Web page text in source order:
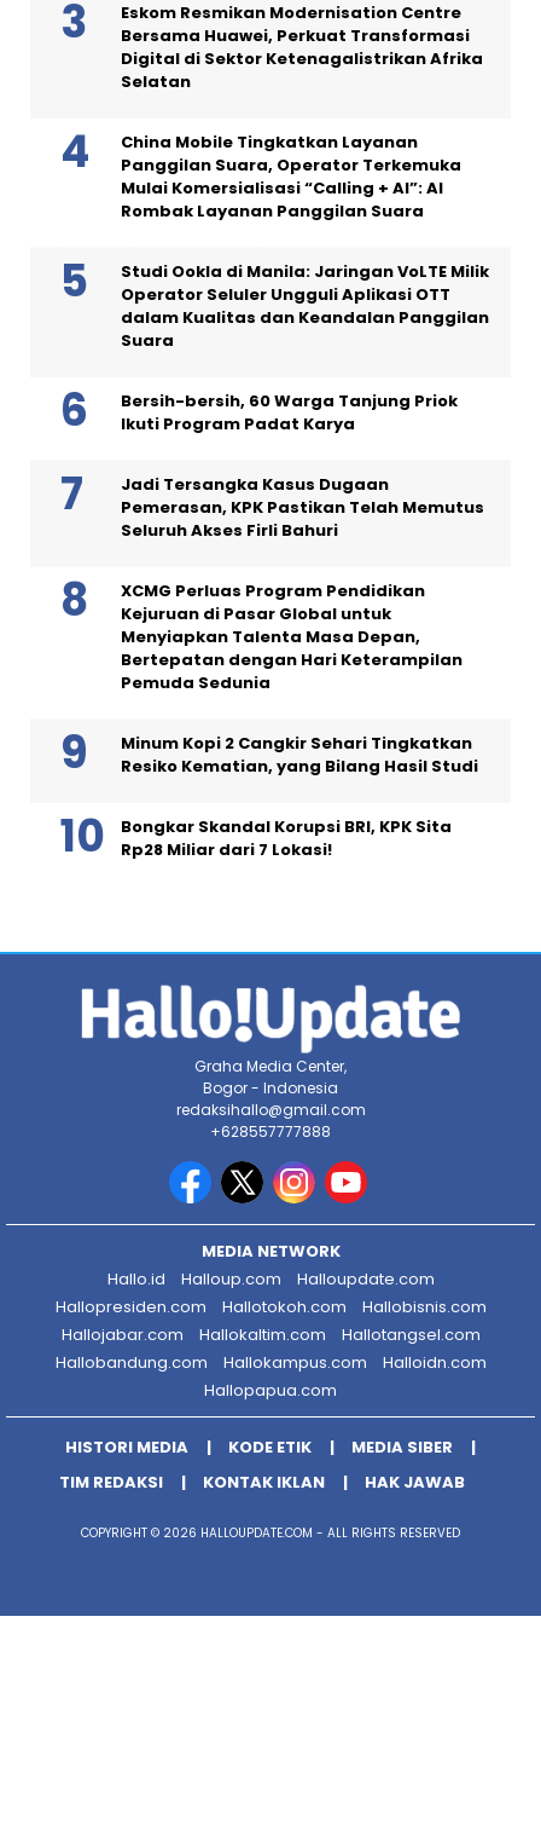
Eskom Resmikan Modernisation Centre
Bersama Huawei, Perkuat Transformasi
Digital di Sektor Ketenagalistrikan Afrika
Selatan
China Mobile Tingkatkan Layanan
Panggilan Suara, Operator Terkemuka
Mulai Komersialisasi “Calling + AI”: AI
Rombak Layanan Panggilan Suara
Studi Ookla di Manila: Jaringan VoLTE Milik
Operator Seluler Ungguli Aplikasi OTT
dalam Kualitas dan Keandalan Panggilan
Suara
Bersih-bersih, 60 Warga Tanjung Priok
Ikuti Program Padat Karya
Jadi Tersangka Kasus Dugaan
Pemerasan, KPK Pastikan Telah Memutus
Seluruh Akses Firli Bahuri
XCMG Perluas Program Pendidikan
Kejuruan di Pasar Global untuk
Menyiapkan Talenta Masa Depan,
Bertepatan dengan Hari Keterampilan
Pemuda Sedunia
Minum Kopi 2 Cangkir Sehari Tingkatkan
Resiko Kematian, yang Bilang Hasil Studi
Bongkar Skandal Korupsi BRI, KPK Sita
Rp28 Miliar dari 7 Lokasi!
Graha Media Center,
Bogor - Indonesia
redaksihallo@gmail.com
+628557777888
MEDIA NETWORK
Hallo.id
Halloup.com
Halloupdate.com
Hallopresiden.com
Hallotokoh.com
Hallobisnis.com
Hallojabar.com
Hallokaltim.com
Hallotangsel.com
Hallobandung.com
Hallokampus.com
Halloidn.com
Hallopapua.com
HISTORI MEDIA KODE ETIK
MEDIA SIBER
TIM REDAKSI
KONTAK IKLAN HAK JAWAB
COPYRIGHT © 2026 HALLOUPDATE.COM - ALL RIGHTS RESERVED